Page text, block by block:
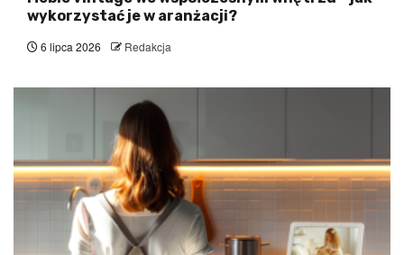
wykorzystać je w aranżacji?
6 lipca 2026 Redakcja